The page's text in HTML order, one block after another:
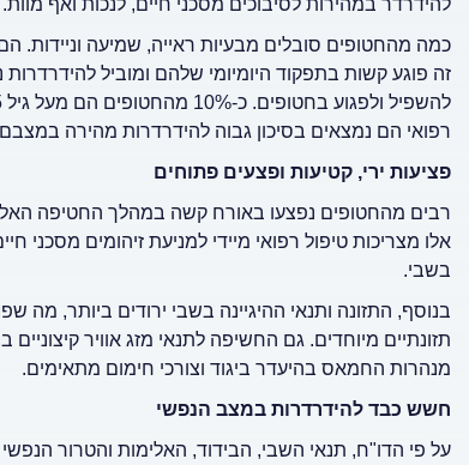
כמה מהחטופים סובלים מבעיות ראייה, שמיעה וניידות.
זה פוגע קשות בתפקוד היומיומי שלהם ומוביל
רפואי הם נמצאים בסיכון גבוה להידרדרות מהירה
פציעות ירי, קטיעות ופצעים פתוחים
רבים מהחטופים נפצעו באורח קשה במהלך החטיפה
אלו מצריכות טיפול רפואי מיידי למניעת זיהומים
בשבי.
בנוסף, התזונה ותנאי ההיגיינה בשבי ירודים ביותר, מה
תזונתיים מיוחדים. גם החשיפה לתנאי מזג אוויר
מנהרות החמאס בהיעדר ביגוד וצורכי חימום מתאימים.
חשש כבד להידרדרות במצב הנפשי
על פי הדו"ח, תנאי השבי, הבידוד, האלימות והטרור